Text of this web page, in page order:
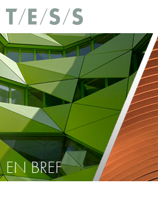
Aller au contenu principal
EN BREF